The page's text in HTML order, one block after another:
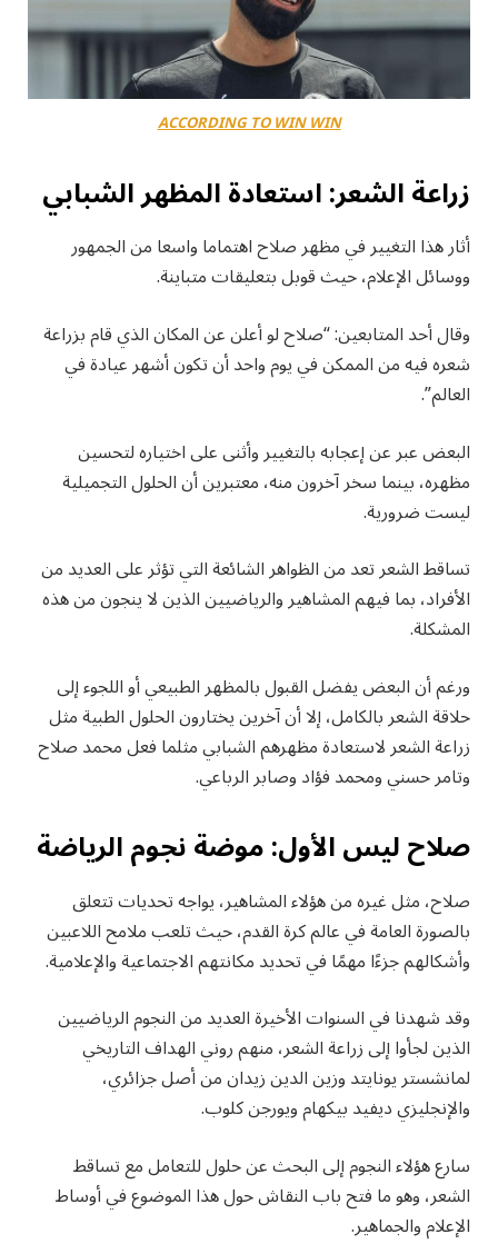
ACCORDING TO WIN WIN
زراعة الشعر: استعادة المظهر الشبابي
أثار هذا التغيير في مظهر صلاح اهتماما واسعا من الجمهور
ووسائل الإعلام، حيث قوبل بتعليقات متباينة.
وقال أحد المتابعين: “صلاح لو أعلن عن المكان الذي قام بزراعة
شعره فيه من الممكن في يوم واحد أن تكون أشهر عيادة في
العالم”.
البعض عبر عن إعجابه بالتغيير وأثنى على اختياره لتحسين
مظهره، بينما سخر آخرون منه، معتبرين أن الحلول التجميلية
ليست ضرورية.
تساقط الشعر تعد من الظواهر الشائعة التي تؤثر على العديد من
الأفراد، بما فيهم المشاهير والرياضيين الذين لا ينجون من هذه
المشكلة.
ورغم أن البعض يفضل القبول بالمظهر الطبيعي أو اللجوء إلى
حلاقة الشعر بالكامل، إلا أن آخرين يختارون الحلول الطبية مثل
زراعة الشعر لاستعادة مظهرهم الشبابي مثلما فعل محمد صلاح
وتامر حسني ومحمد فؤاد وصابر الرباعي.
صلاح ليس الأول: موضة نجوم الرياضة
صلاح، مثل غيره من هؤلاء المشاهير، يواجه تحديات تتعلق
بالصورة العامة في عالم كرة القدم، حيث تلعب ملامح اللاعبين
وأشكالهم جزءًا مهمًا في تحديد مكانتهم الاجتماعية والإعلامية.
وقد شهدنا في السنوات الأخيرة العديد من النجوم الرياضيين
الذين لجأوا إلى زراعة الشعر، منهم روني الهداف التاريخي
لمانشستر يونايتد وزين الدين زيدان من أصل جزائري،
والإنجليزي ديفيد بيكهام ويورجن كلوب.
سارع هؤلاء النجوم إلى البحث عن حلول للتعامل مع تساقط
الشعر، وهو ما فتح باب النقاش حول هذا الموضوع في أوساط
الإعلام والجماهير.